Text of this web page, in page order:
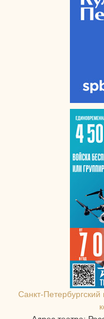
Санкт-Петербургcкий